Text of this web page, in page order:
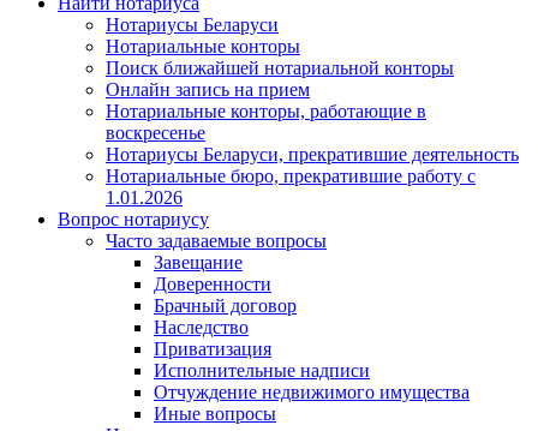
Нотариусы Беларуси
Нотариальные конторы
Поиск ближайшей нотариальной конторы
Онлайн запись на прием
Нотариальные конторы, работающие в
воскресенье
Нотариусы Беларуси, прекратившие деятельность
Нотариальные бюро, прекратившие работу с
1.01.2026
Вопрос нотариусу
Часто задаваемые вопросы
Завещание
Доверенности
Брачный договор
Наследство
Приватизация
Исполнительные надписи
Отчуждение недвижимого имущества
Иные вопросы